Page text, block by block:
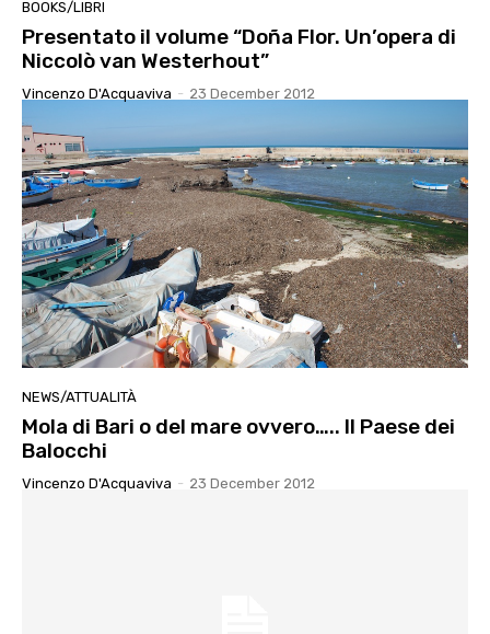
BOOKS/LIBRI
Presentato il volume “Doña Flor. Un’opera di
Niccolò van Westerhout”
Vincenzo D'Acquaviva - 23 December 2012
NEWS/ATTUALITÀ
Mola di Bari o del mare ovvero….. Il Paese dei
Balocchi
Vincenzo D'Acquaviva - 23 December 2012